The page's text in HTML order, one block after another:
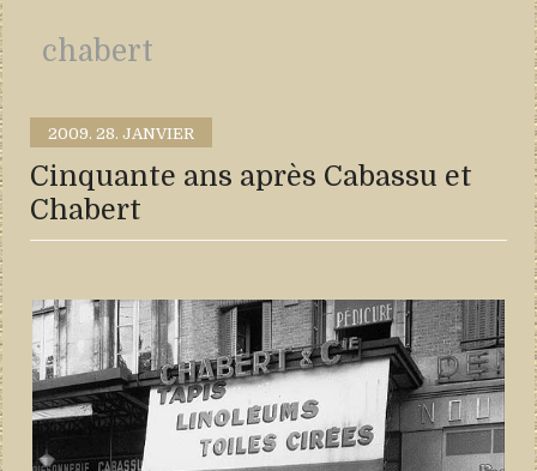
chabert
2009. 28. JANVIER
Cinquante ans après Cabassu et
Chabert